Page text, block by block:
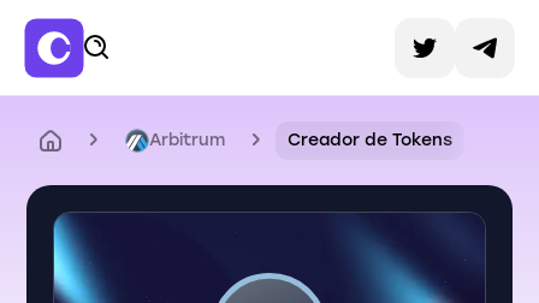
Arbitrum Creador de Tokens